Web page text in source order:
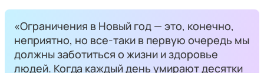
«Ограничения в Новый год — это, конечно,
неприятно, но все-таки в первую очередь мы
должны заботиться о жизни и здоровье
людей. Когда каждый день умирают десятки